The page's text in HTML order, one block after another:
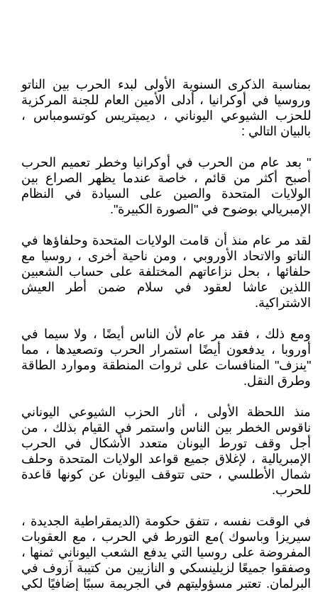
بمناسبة الذكرى السنوية الأولى لبدء الحرب بين الناتو
وروسيا في أوكرانيا ، أدلى الأمين العام للجنة المركزية
للحزب الشيوعي اليوناني ، ديميتريس كوتسومباس ،
بالبيان التالي :
" بعد عام من الحرب في أوكرانيا وخطر تعميم الحرب
أصبح أكثر من قائم ، خاصة عندما يظهر الصراع بين
الولايات المتحدة والصين على السيادة في النظام
الإمبريالي بوضوح في "الصورة الكبيرة".
لقد مر عام منذ أن قامت الولايات المتحدة وحلفاؤها في
الناتو والاتحاد الأوروبي ، ومن ناحية أخرى ، روسيا مع
حلفائها ، بحل نزاعاتهم المختلفة على حساب الشعبين
اللذين عاشا لعقود في سلام ضمن أطر العيش
الاشتراكية.
ومع ذلك ، فقد مر عام لأن الناس أيضًا ، ولا سيما في
أوروبا ، يدفعون أيضًا استمرار الحرب وتصعيدها ، مما
"ينزف" المنافسات على ثروات المنطقة وموارد الطاقة
وطرق النقل.
منذ اللحظة الأولى ، أثار الحزب الشيوعي اليوناني
ناقوس الخطر بين الناس واستمر في القيام بذلك ، من
أجل وقف تورط اليونان متعدد الأشكال في الحرب
الإمبريالية ، لإغلاق جميع قواعد الولايات المتحدة وحلف
شمال الأطلسي ، حتى تتوقف اليونان عن كونها قاعدة
للحرب.
في الوقت نفسه ، تتفق حكومة (الديمقراطية الجديدة ،
سيريزا وباسوك )مع التورط في الحرب ، مع العقوبات
المفروضة على روسيا التي يدفع الشعب اليوناني ثمنها ،
وصفقوا جميعًا لزيلينسكي و النازيين من كتيبة آزوف في
البرلمان. تعتبر مسؤوليتهم في الجريمة سببًا إضافيًا لكي